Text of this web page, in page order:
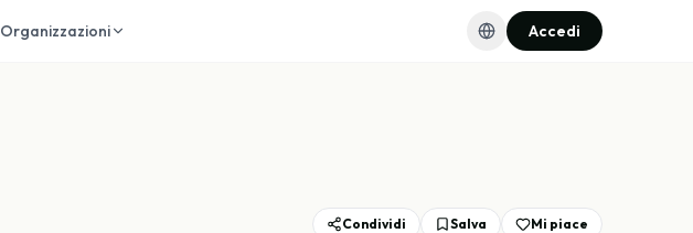
Organizzazioni Accedi
Condividi Salva Mi piace